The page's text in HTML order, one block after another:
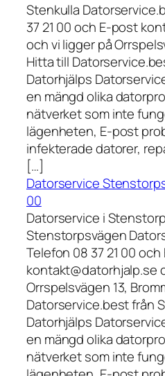
Stenkulla
37 21 00 och E-post
och vi ligger på
Hitta till
Datorhjälps
en mängd olika
nätverket som inte
lägenheten, E-post
infekterade datorer,
[…]
Datorservice
00
Datorservice i
Stenstorpsvägen
Telefon 08 37 21 00
kontakt@datorhjalp.se
Orrspelsvägen 13,
Datorservice.best från
Datorhjälps
en mängd olika
nätverket som inte